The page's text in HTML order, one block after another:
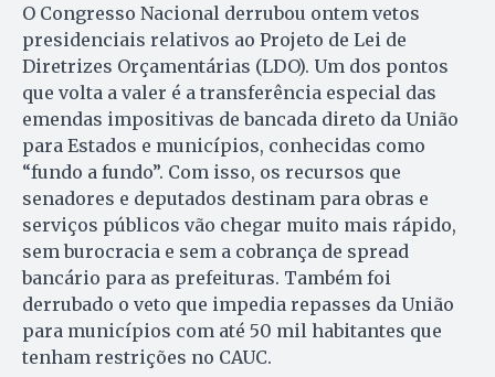
O Congresso Nacional derrubou ontem vetos
presidenciais relativos ao Projeto de Lei de
Diretrizes Orçamentárias (LDO). Um dos pontos
que volta a valer é a transferência especial das
emendas impositivas de bancada direto da União
para Estados e municípios, conhecidas como
“fundo a fundo”. Com isso, os recursos que
senadores e deputados destinam para obras e
serviços públicos vão chegar muito mais rápido,
sem burocracia e sem a cobrança de spread
bancário para as prefeituras. Também foi
derrubado o veto que impedia repasses da União
para municípios com até 50 mil habitantes que
tenham restrições no CAUC.